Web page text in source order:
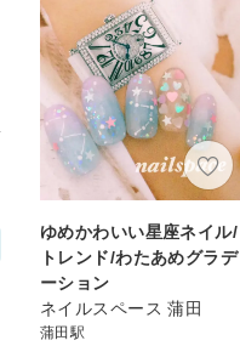
ゆめかわいい星座ネイル/
トレンド/わたあめグラデ
ーション
ネイルスペース 蒲田
蒲田駅